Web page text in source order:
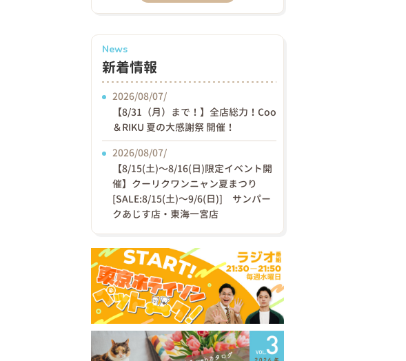
News
新着情報
2026/08/07/
【8/31（月）まで！】全店総力！Coo
＆RIKU 夏の大感謝祭 開催！
2026/08/07/
【8/15(土)〜8/16(日)限定イベント開
催】クーリクワンニャン夏まつり
[SALE:8/15(土)～9/6(日)] サンパー
クあじす店・東海一宮店